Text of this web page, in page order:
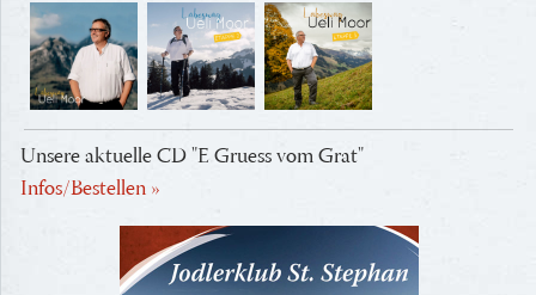
Unsere aktuelle CD "E Gruess vom Grat"
Infos/Bestellen »